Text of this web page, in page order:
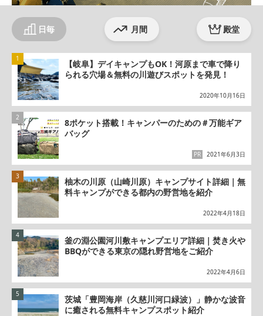
日毎 月間 殿堂
【岐阜】デイキャンプもOK！河原まで車で降り
られる穴場＆無料の川遊びスポットを発見！
2020年10月16日
8ポケット搭載！キャンパーのための＃万能ギア
バッグ
2021年6月3日
PR
柚木の川原（山崎川原）キャンプサイト詳細｜無
料キャンプができる都内の野営地を紹介
2022年4月18日
釜の淵公園河川敷キャンプエリア詳細｜焚き火や
BBQができる東京の隠れ野営地をご紹介
2022年4月6日
茨城「豊岡海岸（久慈川河口緑波）」静かな波音
に癒される無料キャンプスポット紹介